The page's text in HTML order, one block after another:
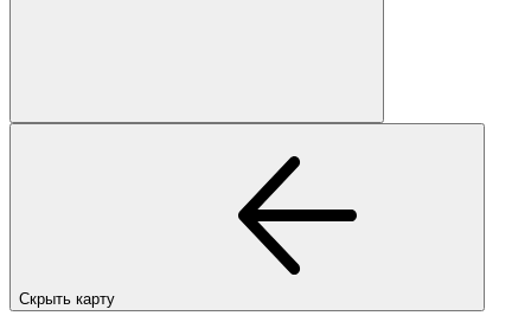
Скрыть карту